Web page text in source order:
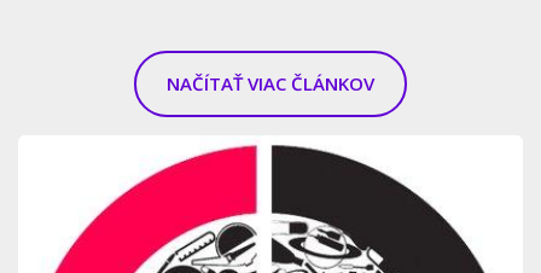
NAČÍTAŤ VIAC ČLÁNKOV